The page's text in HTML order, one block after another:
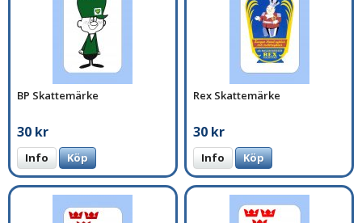
BP Skattemärke
30 kr
Info Köp
Rex Skattemärke
30 kr
Info Köp